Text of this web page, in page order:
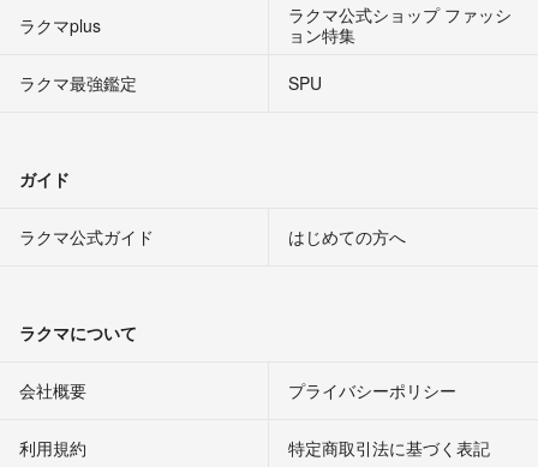
ラクマplus
ラクマ公式ショップ ファッシ
ョン特集
ラクマ最強鑑定
SPU
ガイド
ラクマ公式ガイド はじめての方へ
ラクマについて
会社概要 プライバシーポリシー
利用規約 特定商取引法に基づく表記